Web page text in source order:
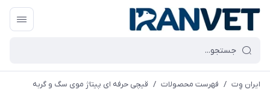
ایران وِت / فهرست محصولات / قیچی حرفه ای پیتاژ موی سگ و گربه